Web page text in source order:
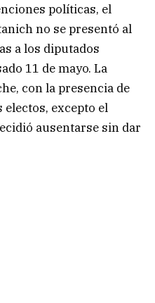
políticas, el
no se presentó al
a los diputados
11 de mayo. La
con la presencia de
excepto el
ausentarse sin dar